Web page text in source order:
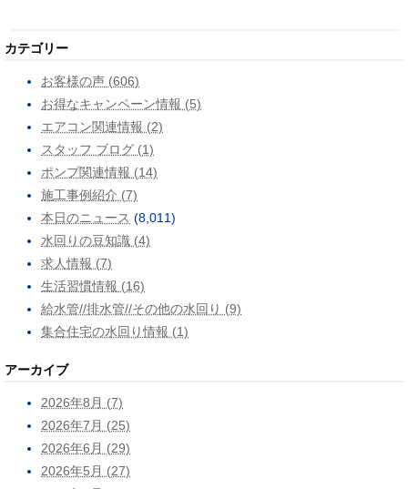
カテゴリー
お客様の声 (606)
お得なキャンペーン情報 (5)
エアコン関連情報 (2)
スタッフ ブログ (1)
ポンプ関連情報 (14)
施工事例紹介 (7)
本日のニュース (8,011)
水回りの豆知識 (4)
求人情報 (7)
生活習慣情報 (16)
給水管//排水管//その他の水回り (9)
集合住宅の水回り情報 (1)
アーカイブ
2026年8月 (7)
2026年7月 (25)
2026年6月 (29)
2026年5月 (27)